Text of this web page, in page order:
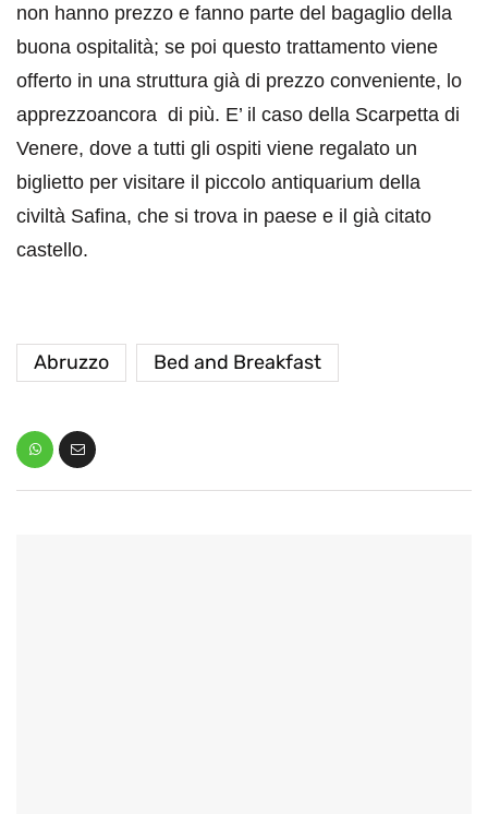
non hanno prezzo e fanno parte del bagaglio della
buona ospitalità; se poi questo trattamento viene
offerto in una struttura già di prezzo conveniente, lo
apprezzoancora di più. E’ il caso della Scarpetta di
Venere, dove a tutti gli ospiti viene regalato un
biglietto per visitare il piccolo antiquarium della
civiltà Safina, che si trova in paese e il già citato
castello.
Abruzzo Bed and Breakfast